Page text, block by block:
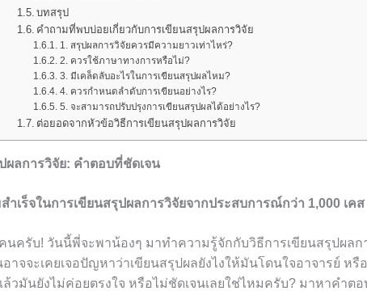
บทสรุป
คำถามที่พบบ่อยเกี่ยวกับการเขียนสรุปผลการวิจัย
1. สรุปผลการวิจัยควรมีความยาวเท่าไหร่?
2. ควรใช้ภาษาทางการหรือไม่?
3. มีเคล็ดลับอะไรในการเขียนสรุปผลไหม?
4. ควรกำหนดลำดับการเขียนอย่างไร?
5. จะสามารถปรับปรุงการเขียนสรุปผลได้อย่างไร?
ต่อยอดจากหัวข้อวิธีการเขียนสรุปผลการวิจัย
ผลการวิจัย: คำตอบที่ชัดเจน
ำเร็จในการเขียนสรุปผลการวิจัยจากประสบการณ์กว่า 1,000 เคส
นครับ! วันนี้พี่จะพาน้องๆ มาทำความรู้จักกับวิธีการเขียนสรุปผลก
าจจะเคยเจอปัญหาว่าเขียนสรุปผลยังไงให้มันโดนใจอาจารย์ หรื
วมันยังไม่ค่อยตรงใจ หรือไม่ชัดเจนเลยใช่ไหมครับ? มาหาคำต